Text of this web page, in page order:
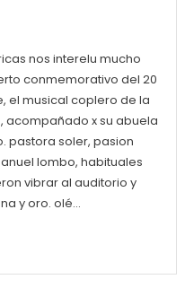
nos interelu mucho
conmemorativo del 20
el musical coplero de la
acompañado x su abuela
pastora soler, pasion
lombo, habituales
vibrar al auditorio y
y oro. olé…